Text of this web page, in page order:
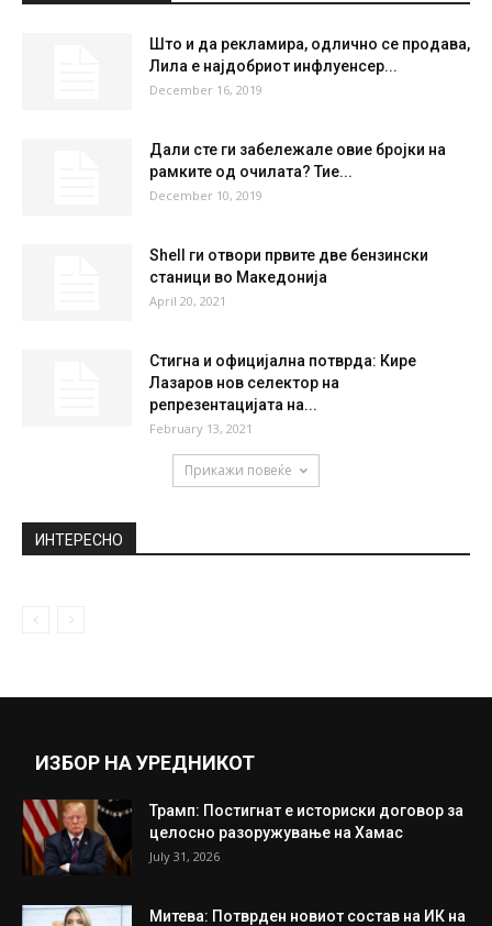
Што и да рекламира, одлично се продава,
Лила е најдобриот инфлуенсер...
December 16, 2019
Дали сте ги забележале овие бројки на
рамките од очилата? Тие...
December 10, 2019
Shell ги отвори првите две бензински
станици во Македонија
April 20, 2021
Стигна и официјална потврда: Кире
Лазаров нов селектор на
репрезентацијата на...
February 13, 2021
Прикажи повеќе
ИНТЕРЕСНО
ИЗБОР НА УРЕДНИКОТ
Трамп: Постигнат е историски договор за
целосно разоружување на Хамас
July 31, 2026
Митева: Потврден новиот состав на ИК на